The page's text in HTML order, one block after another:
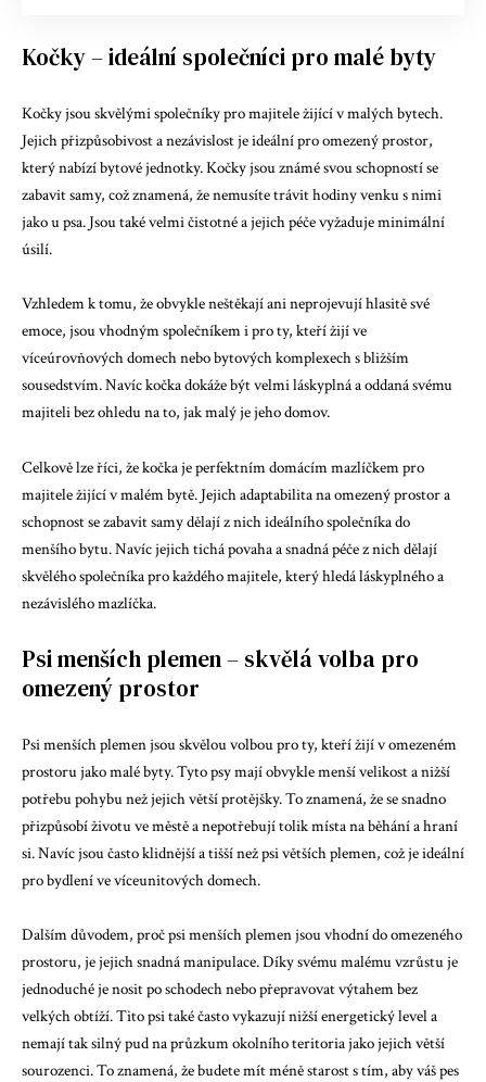
Kočky – ideální společníci pro malé byty
Kočky jsou skvělými společníky pro majitele žijící v malých bytech.
Jejich přizpůsobivost a nezávislost je ideální pro omezený prostor,
který nabízí bytové jednotky. Kočky jsou známé svou schopností se
zabavit samy, což znamená, že nemusíte trávit hodiny venku s nimi
jako u psa. Jsou také velmi čistotné a jejich péče vyžaduje minimální
úsilí.
Vzhledem k tomu, že obvykle neštěkají ani neprojevují hlasitě své
emoce, jsou vhodným společníkem i pro ty, kteří žijí ve
víceúrovňových domech nebo bytových komplexech s bližším
sousedstvím. Navíc kočka dokáže být velmi láskyplná a oddaná svému
majiteli bez ohledu na to, jak malý je jeho domov.
Celkově lze říci, že kočka je perfektním domácím mazlíčkem pro
majitele žijící v malém bytě. Jejich adaptabilita na omezený prostor a
schopnost se zabavit samy dělají z nich ideálního společníka do
menšího bytu. Navíc jejich tichá povaha a snadná péče z nich dělají
skvělého společníka pro každého majitele, který hledá láskyplného a
nezávislého mazlíčka.
Psi menších plemen – skvělá volba pro
omezený prostor
Psi menších plemen jsou skvělou volbou pro ty, kteří žijí v omezeném
prostoru jako malé byty. Tyto psy mají obvykle menší velikost a nižší
potřebu pohybu než jejich větší protějšky. To znamená, že se snadno
přizpůsobí životu ve městě a nepotřebují tolik místa na běhání a hraní
si. Navíc jsou často klidnější a tišší než psi větších plemen, což je ideální
pro bydlení ve víceunitových domech.
Dalším důvodem, proč psi menších plemen jsou vhodní do omezeného
prostoru, je jejich snadná manipulace. Díky svému malému vzrůstu je
jednoduché je nosit po schodech nebo přepravovat výtahem bez
velkých obtíží. Tito psi také často vykazují nižší energetický level a
nemají tak silný pud na průzkum okolního teritoria jako jejich větší
sourozenci. To znamená, že budete mít méně starost s tím, aby váš pes